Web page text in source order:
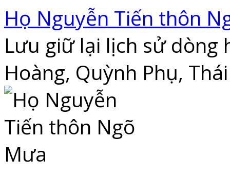
Skip
to
content
Họ Nguyễn Tiến thôn
Lưu giữ lại lịch sử dòng
Hoàng, Quỳnh Phụ,